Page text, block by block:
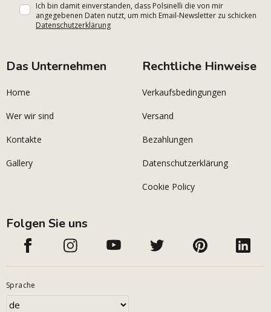
Ich bin damit einverstanden, dass Polsinelli die von mir
angegebenen Daten nutzt, um mich Email-Newsletter zu schicken
Datenschutzerklärung
Das Unternehmen
Home
Wer wir sind
Kontakte
Gallery
Rechtliche Hinweise
Verkaufsbedingungen
Versand
Bezahlungen
Datenschutzerklärung
Cookie Policy
Folgen Sie uns
Sprache